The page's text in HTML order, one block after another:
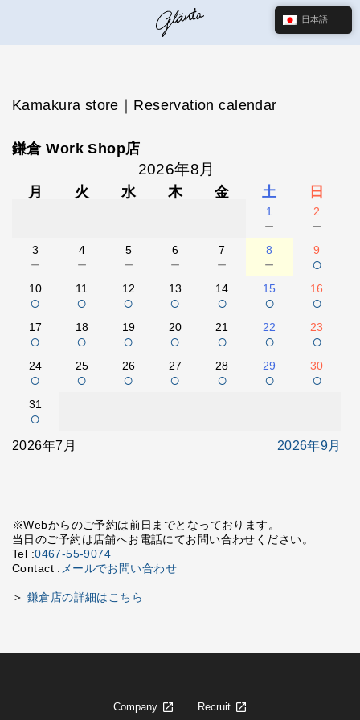
Kamakura store｜Reservation calendar
鎌倉 Work Shop店
2026年8月
月 火 水 木 金 土 日
1
－
2
－
3
－
4
－
5
－
6
－
7
－
8
－
9
○
10
○
11
○
12
○
13
○
14
○
15
○
16
○
17
○
18
○
19
○
20
○
21
○
22
○
23
○
24
○
25
○
26
○
27
○
28
○
29
○
30
○
31
○
2026年7月 2026年9月
※Webからのご予約は前日までとなっております。
当日のご予約は店舗へお電話にてお問い合わせください。
Tel :0467-55-9074
Contact : メールでお問い合わせ
＞ 鎌倉店の詳細はこちら
Company Recruit
日本語